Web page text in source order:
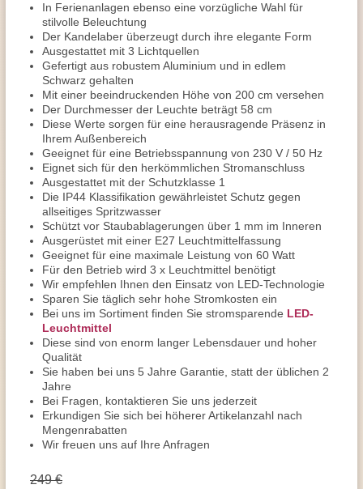
In Ferienanlagen ebenso eine vorzügliche Wahl für
stilvolle Beleuchtung
Der Kandelaber überzeugt durch ihre elegante Form
Ausgestattet mit 3 Lichtquellen
Gefertigt aus robustem Aluminium und in edlem
Schwarz gehalten
Mit einer beeindruckenden Höhe von 200 cm versehen
Der Durchmesser der Leuchte beträgt 58 cm
Diese Werte sorgen für eine herausragende Präsenz in
Ihrem Außenbereich
Geeignet für eine Betriebsspannung von 230 V / 50 Hz
Eignet sich für den herkömmlichen Stromanschluss
Ausgestattet mit der Schutzklasse 1
Die IP44 Klassifikation gewährleistet Schutz gegen
allseitiges Spritzwasser
Schützt vor Staubablagerungen über 1 mm im Inneren
Ausgerüstet mit einer E27 Leuchtmittelfassung
Geeignet für eine maximale Leistung von 60 Watt
Für den Betrieb wird 3 x Leuchtmittel benötigt
Wir empfehlen Ihnen den Einsatz von LED-Technologie
Sparen Sie täglich sehr hohe Stromkosten ein
Bei uns im Sortiment finden Sie stromsparende LED-
Leuchtmittel
Diese sind von enorm langer Lebensdauer und hoher
Qualität
Sie haben bei uns 5 Jahre Garantie, statt der üblichen 2
Jahre
Bei Fragen, kontaktieren Sie uns jederzeit
Erkundigen Sie sich bei höherer Artikelanzahl nach
Mengenrabatten
Wir freuen uns auf Ihre Anfragen
249 €